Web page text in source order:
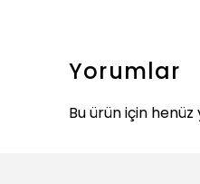
Yorumlar
Bu ürün için henüz